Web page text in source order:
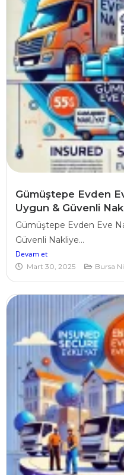
Gümüştepe Evden
Uygun & Güvenli
Gümüştepe Evden Eve
Güvenli Nakliye...
Devam et
Mart 30, 2025 Bursa